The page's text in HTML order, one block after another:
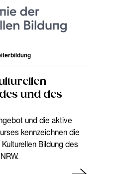
und des
und die aktive
kennzeichnen die
Bildung des